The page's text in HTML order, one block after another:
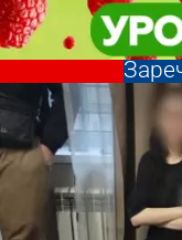
Криминал
Криминал
по